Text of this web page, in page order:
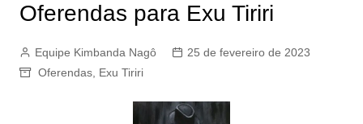
Oferendas para Exu Tiriri
Equipe Kimbanda Nagô
25 de fevereiro de 2023
Oferendas, Exu Tiriri